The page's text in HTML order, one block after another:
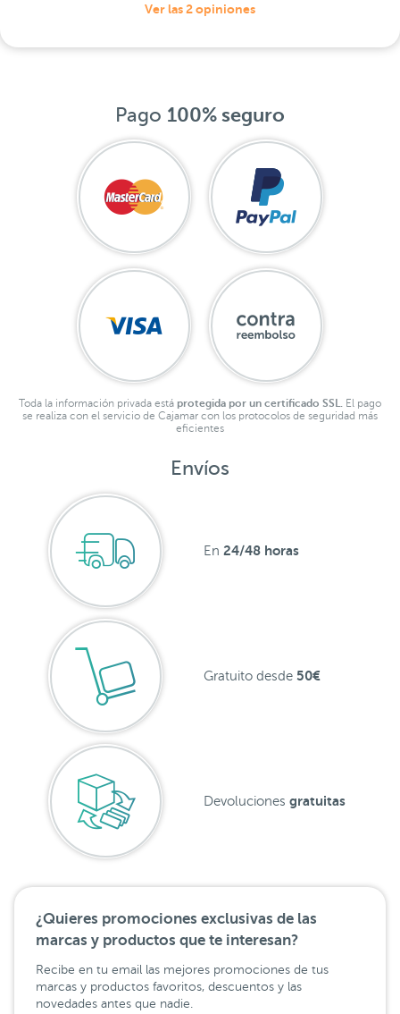
Ver las 2 opiniones
Pago 100% seguro
Toda la información privada está protegida por un certificado SSL. El pago
se realiza con el servicio de Cajamar con los protocolos de seguridad más
eficientes
Envíos
En 24/48 horas
Gratuito desde 50€
Devoluciones gratuitas
¿Quieres promociones exclusivas de las
marcas y productos que te interesan?
Recibe en tu email las mejores promociones de tus
marcas y productos favoritos, descuentos y las
novedades antes que nadie.